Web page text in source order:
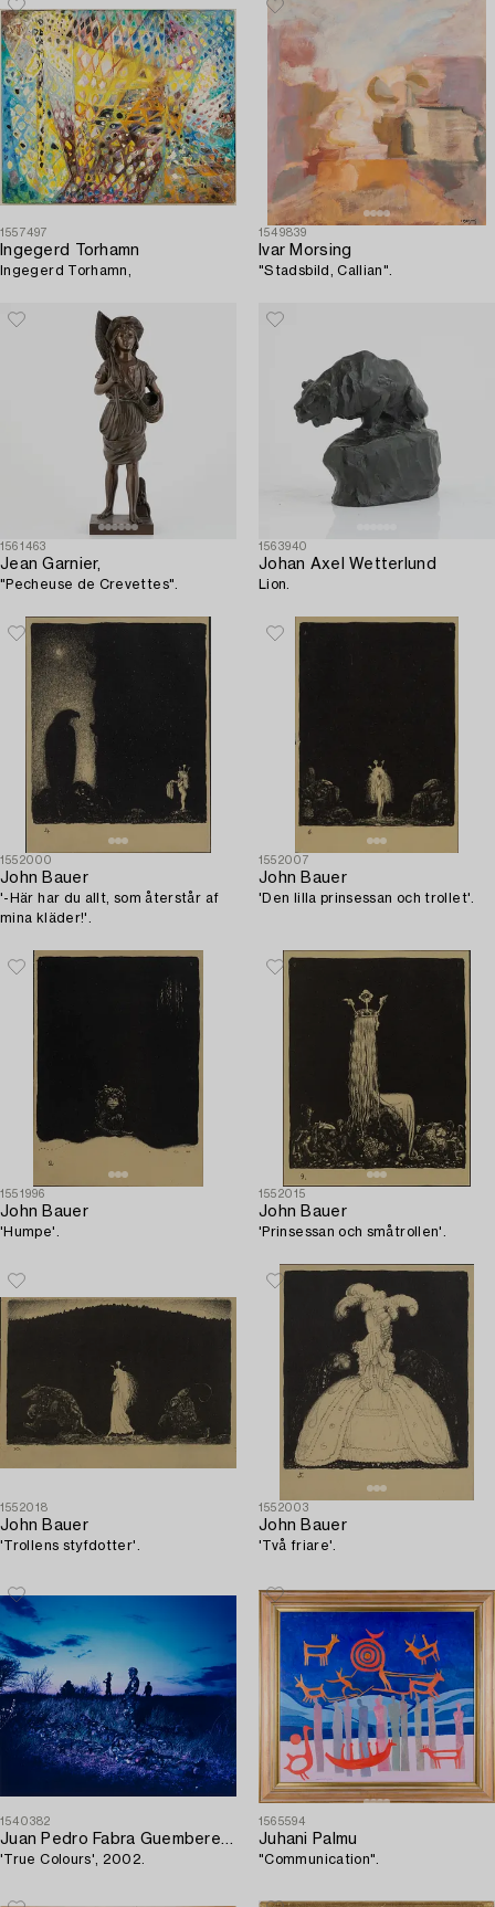
1557497
Ingegerd Torhamn
Ingegerd Torhamn,
1549839
Ivar Morsing
"Stadsbild, Callian".
1561463
Jean Garnier,
"Pecheuse de Crevettes".
1563940
Johan Axel Wetterlund
Lion.
1552000
John Bauer
'-Här har du allt, som återstår af
mina kläder!'.
1552007
John Bauer
'Den lilla prinsessan och trollet'.
1551996
John Bauer
'Humpe'.
1552015
John Bauer
'Prinsessan och småtrollen'.
1552018
John Bauer
'Trollens styfdotter'.
1552003
John Bauer
'Två friare'.
1540382
Juan Pedro Fabra Guemberena
'True Colours', 2002.
1565594
Juhani Palmu
"Communication".